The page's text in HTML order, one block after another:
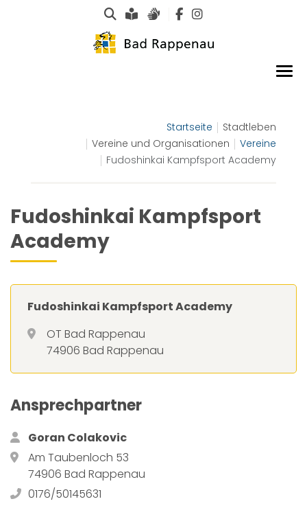
Suche
Leichte Sprache
Gebärdensprachen
Startseite
Stadtleben
Vereine und Organisationen
Vereine
Fudoshinkai Kampfsport Academy
Fudoshinkai Kampfsport
Academy
Fudoshinkai Kampfsport Academy
OT Bad Rappenau
74906 Bad Rappenau
Ansprechpartner
Goran Colakovic
Am Taubenloch 53
74906 Bad Rappenau
0176/50145631